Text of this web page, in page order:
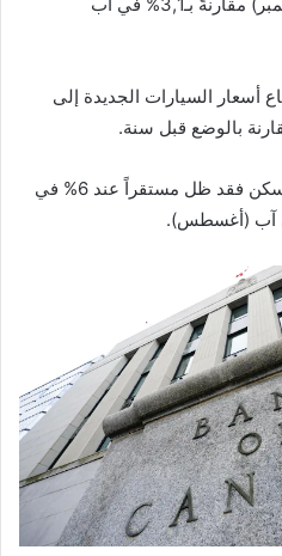
ارتفع بنسبة 1,7% في أيلول (سبتمبر) مقارنةً بـ3,1% في آب
أسعار السيارات الجديدة إلى
بالوضع قبل سنة.
أما الارتفاع السنوي في تكلفة السكن فقد ظل مستقراً عند 6% في
آب (أغسطس).